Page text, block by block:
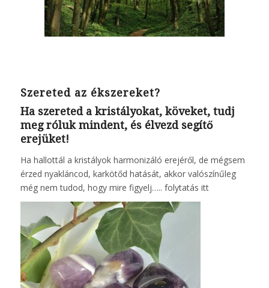
Szereted az ékszereket?
Ha szereted a kristályokat, köveket, tudj
meg róluk mindent, és élvezd segítő
erejüket!
Ha hallottál a kristályok harmonizáló erejéről, de mégsem
érzed nyakláncod, karkötőd hatását, akkor valószínűleg
még nem tudod, hogy mire figyelj….. folytatás itt